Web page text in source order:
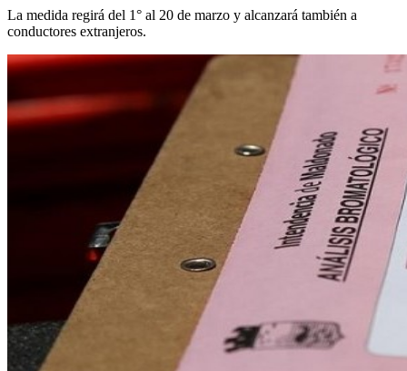
La medida regirá del 1° al 20 de marzo y alcanzará también a
conductores extranjeros.